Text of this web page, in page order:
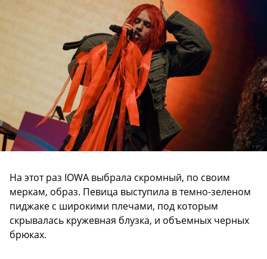
На этот раз IOWA выбрала скромный, по своим
меркам, образ. Певица выступила в темно-зеленом
пиджаке с широкими плечами, под которым
скрывалась кружевная блузка, и объемных черных
брюках.